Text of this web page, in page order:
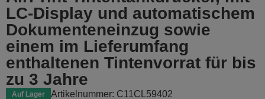
LC-Display und automatischem
Dokumenteneinzug sowie
einem im Lieferumfang
enthaltenen Tintenvorrat für bis
zu 3 Jahre
Auf Lager Artikelnummer: C11CL59402